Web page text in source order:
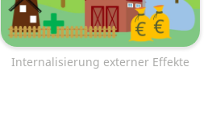
Internalisierung externer Effekte